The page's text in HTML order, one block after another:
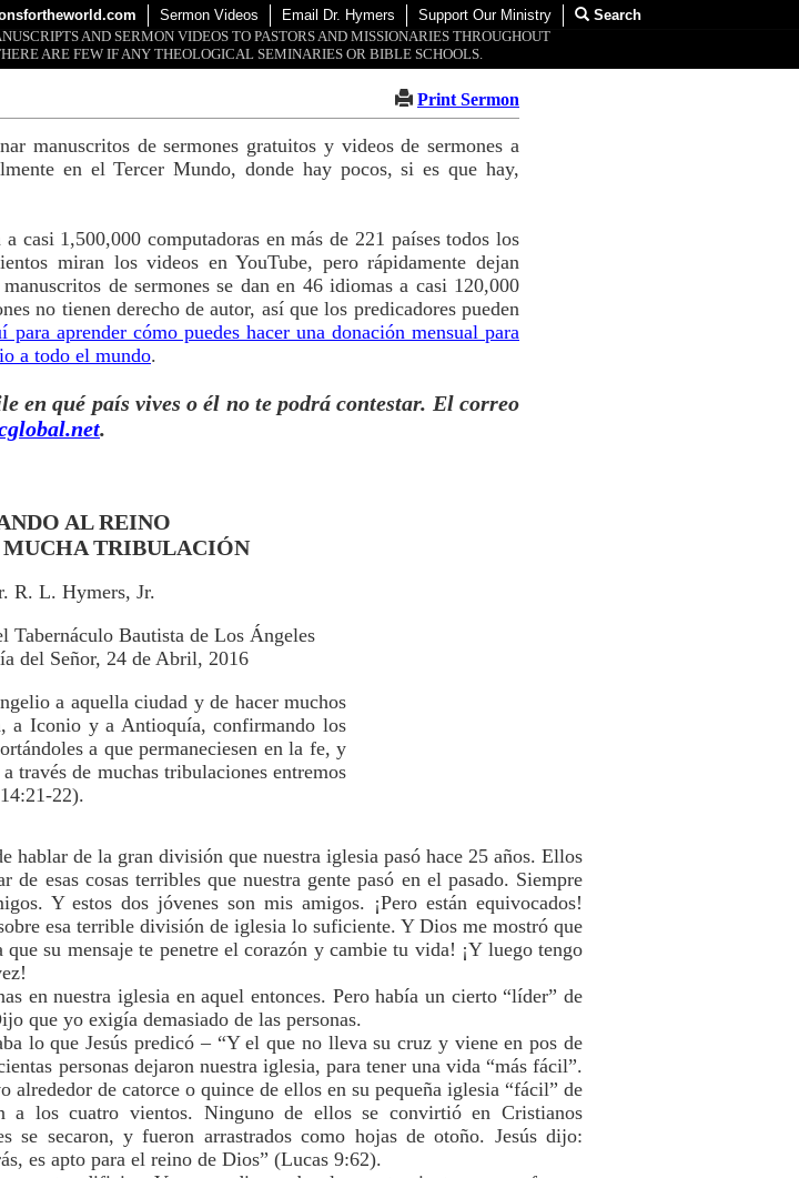
Sermon Videos Email Dr. Hymers Support Our Ministry
Search
AND SERMON VIDEOS TO PASTORS AND MISSIONARIES THROUGHOUT
ARE FEW IF ANY THEOLOGICAL SEMINARIES OR BIBLE SCHOOLS.
Print Sermon
manuscritos de sermones gratuitos y videos de sermones a
en el Tercer Mundo, donde hay pocos, si es que hay,
casi 1,500,000 computadoras en más de 221 países todos los
miran los videos en YouTube, pero rápidamente dejan
de sermones se dan en 46 idiomas a casi 120,000
no tienen derecho de autor, así que los predicadores pueden
aprender cómo puedes hacer una donación mensual para
a todo el mundo.
en qué país vives o él no te podrá contestar. El correo
.
AL REINO
MUCHA TRIBULACIÓN
R. L. Hymers, Jr.
Tabernáculo Bautista de Los Ángeles
del Señor, 24 de Abril, 2016
a aquella ciudad y de hacer muchos
a Iconio y a Antioquía, confirmando los
a que permaneciesen en la fe, y
través de muchas tribulaciones entremos
22).
hablar de la gran división que nuestra iglesia pasó hace 25 años. Ellos
esas cosas terribles que nuestra gente pasó en el pasado. Siempre
Y estos dos jóvenes son mis amigos. ¡Pero están equivocados!
esa terrible división de iglesia lo suficiente. Y Dios me mostró que
su mensaje te penetre el corazón y cambie tu vida! ¡Y luego tengo
en nuestra iglesia en aquel entonces. Pero había un cierto “líder” de
que yo exigía demasiado de las personas.
lo que Jesús predicó – “Y el que no lleva su cruz y viene en pos de
personas dejaron nuestra iglesia, para tener una vida “más fácil”.
alrededor de catorce o quince de ellos en su pequeña iglesia “fácil” de
a los cuatro vientos. Ninguno de ellos se convirtió en Cristianos
se secaron, y fueron arrastrados como hojas de otoño. Jesús dijo:
es apto para el reino de Dios” (Lucas 9:62).